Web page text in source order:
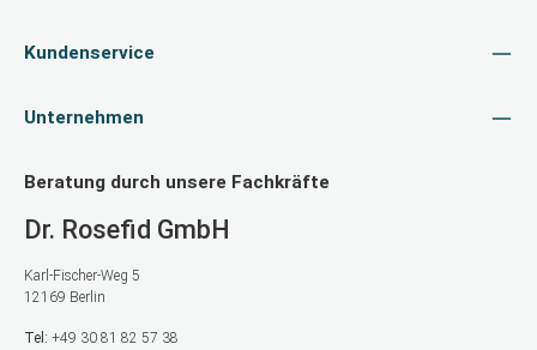
Kundenservice
Unternehmen
Beratung durch unsere Fachkräfte
Dr. Rosefid GmbH
Karl-Fischer-Weg 5
12169 Berlin
Tel: +49 30 81 82 57 38